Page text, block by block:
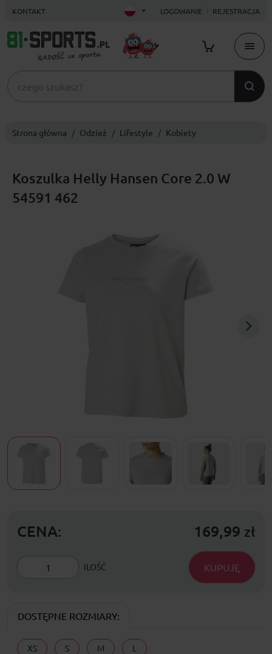
KONTAKT LOGOWANIE REJESTRACJA
Strona główna Odzież Lifestyle Kobiety
Koszulka Helly Hansen Core 2.0 W
54591 462
CENA: 169,99 zł
ILOŚĆ KUPUJĘ
DOSTĘPNE ROZMIARY:
XS S M L